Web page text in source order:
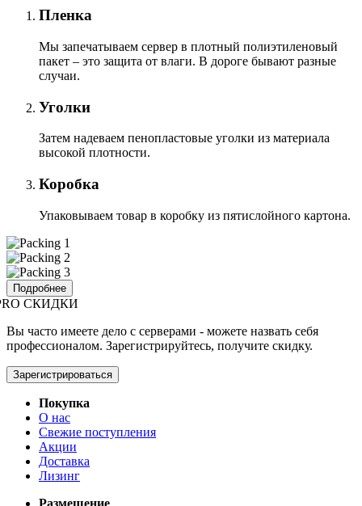
Пленка
Мы запечатываем сервер в плотный полиэтиленовый
пакет – это защита от влаги. В дороге бывают разные
случаи.
Уголки
Затем надеваем пенопластовые уголки из материала
высокой плотности.
Коробка
Упаковываем товар в коробку из пятислойного картона.
Подробнее
СКИДКИ
Вы часто имеете дело с серверами - можете назвать себя
профессионалом. Зарегистрируйтесь, получите скидку.
Зарегистрироваться
Покупка
О нас
Свежие поступления
Акции
Доставка
Лизинг
Размещение